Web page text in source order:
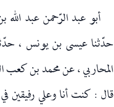
أبو عبد الرّحمن عبد
حدّثنا عيسى بن يونس ،
المحاربي ، عن محمد بن كعب
قال : كنت أنا وعلي رفيقين